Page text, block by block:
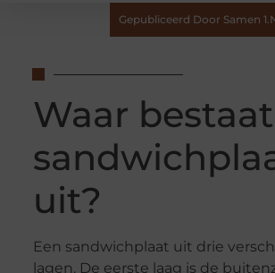
Gepubliceerd Door Samen
Waar
uit?
Een sandwichplaat uit drie
lagen. De eerste laag is de